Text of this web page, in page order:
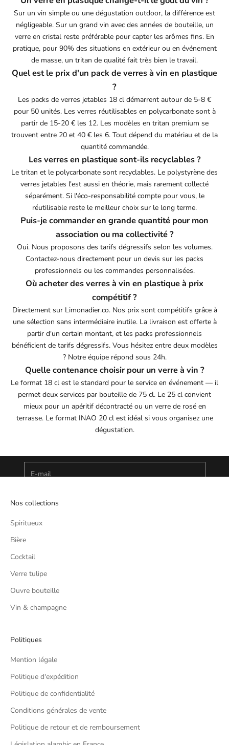
Sur un vin simple ou une dégustation outdoor, la différence est
négligeable. Sur un grand vin avec des années de bouteille, un
verre en cristal reste préférable pour capter les arômes fins. En
pratique, pour 90% des situations en extérieur ou en événement
de masse, un tritan de qualité fait très bien le travail.
Quel est le prix d'un pack de verres à vin en plastique
?
Les packs de verres jetables 18 cl démarrent autour de 5-8 €
pour 50 unités. Les verres réutilisables en polycarbonate sont à
partir de 15-20 € les 12. Les modèles en tritan premium se
trouvent entre 20 et 40 € les 6. Tout dépend du matériau et de la
quantité commandée.
Les verres en plastique sont-ils recyclables ?
Le tritan et le polycarbonate sont recyclables. Le polystyrène des
verres jetables l'est aussi en théorie, mais rarement collecté
séparément. Si l'éco-responsabilité compte pour vous, le
réutilisable reste le meilleur choix sur le long terme.
Puis-je commander en grande quantité pour mon
association ou ma collectivité ?
Oui. Nous proposons des tarifs dégressifs selon les volumes.
Contactez-nous directement pour un devis sur les packs
professionnels ou les commandes personnalisées.
Où acheter des verres à vin en plastique à prix
compétitif ?
Directement sur Limonadier.co. Nos prix sont compétitifs grâce à
une sélection sans intermédiaire inutile. La livraison est offerte à
partir d'un certain montant, et les packs professionnels
bénéficient de tarifs dégressifs. Vous hésitez entre deux modèles
? Notre équipe répond sous 24h.
Quelle contenance choisir pour un verre à vin ?
Le format 18 cl est le standard pour le service en événement — il
permet deux services par bouteille de 75 cl. Le 25 cl convient
mieux pour un apéritif décontracté ou un verre de rosé en
terrasse. Le format INAO 20 cl est idéal si vous organisez une
dégustation.
Découvre nos actualités en avant-première
Newsletter
Nos collections
Spiritueux
Bière
Cocktail
Verre tulipe
Ouvre bouteille
Vin & champagne
Politiques
Mention légale
Politique d'expédition
Politique de confidentialité
Conditions générales de vente
Politique de retour et de remboursement